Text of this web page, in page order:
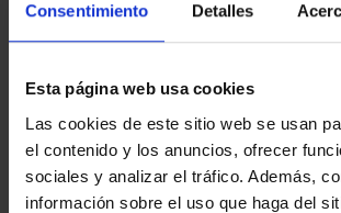
Consentimiento Detalles
Esta página web usa cookies
Las cookies de este sitio web se usan
el contenido y los anuncios, ofrecer
sociales y analizar el tráfico. Además,
información sobre el uso que haga del
Sólo para usuarios
registrados
Sólo